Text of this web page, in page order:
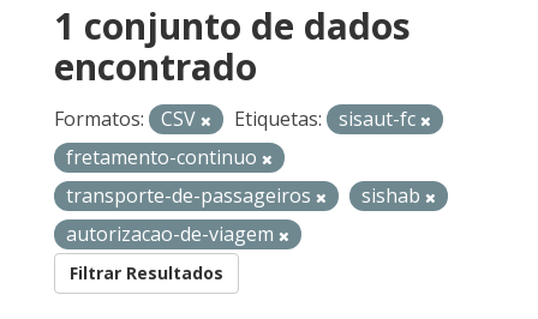
1 conjunto de dados
encontrado
Formatos: CSV Etiquetas:
sisaut-fc
fretamento-continuo
transporte-de-passageiros
sishab
autorizacao-de-viagem
Filtrar Resultados